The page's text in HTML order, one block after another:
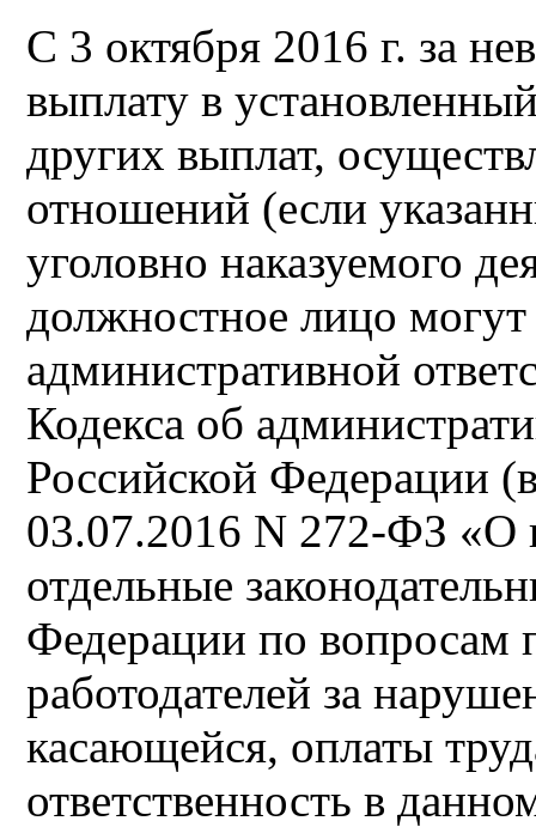
С 3 октября 2016 г. за
выплату в
других выплат,
отношений (если
уголовно наказуемого
должностное лицо
административной
Кодекса об
Российской Федерации
03.07.2016 N 272-ФЗ «О
отдельные
Федерации по вопросам
работодателей за
касающейся, оплаты
ответственность в